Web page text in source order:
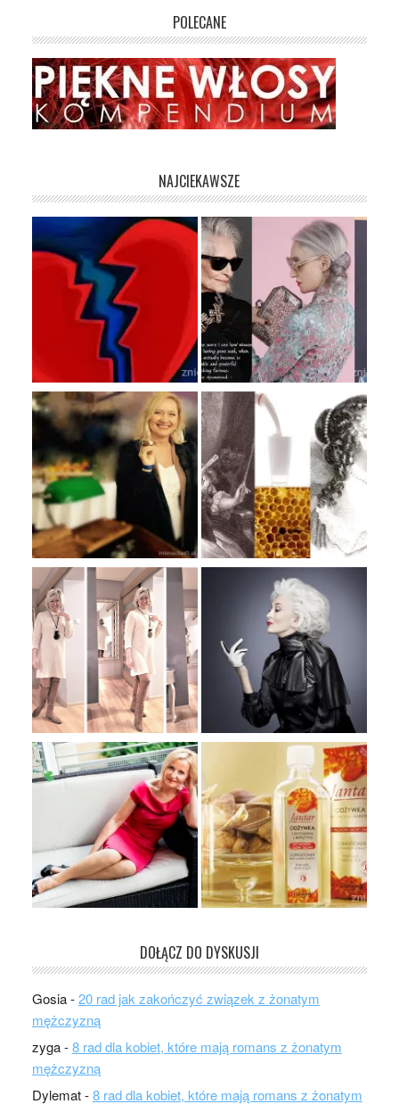
POLECANE
NAJCIEKAWSZE
DOŁĄCZ DO DYSKUSJI
Gosia-20 rad jak zakończyć związek z żonatym
mężczyzną
zyga-8 rad dla kobiet, które mają romans z żonatym
mężczyzną
Dylemat-8 rad dla kobiet, które mają romans z żonatym